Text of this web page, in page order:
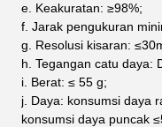
e. Keakuratan: ≥98%;
f. Jarak pengukuran
g. Resolusi kisaran:
h. Tegangan catu daya:
i. Berat: ≤ 55 g;
j. Daya: konsumsi daya
konsumsi daya puncak